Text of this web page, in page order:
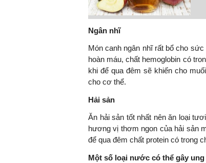
Ngân nhĩ
Món canh ngân nhĩ rất bổ cho
hoàn máu, chất hemoglobin có
khi để qua đêm sẽ khiến cho
cho cơ thể.
Hải sản
Ăn hải sản tốt nhất nên ăn loại
hương vị thơm ngon của hải sản
để qua đêm chất protein có trong
Một số loại nước có thể gây